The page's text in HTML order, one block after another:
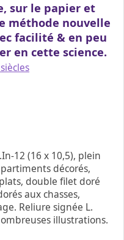
sur le papier et
méthode nouvelle
facilité & en peu
en cette science.
12 (16 x 10,5), plein
décorés,
double filet doré
aux chasses,
Reliure signée L.
illustrations.